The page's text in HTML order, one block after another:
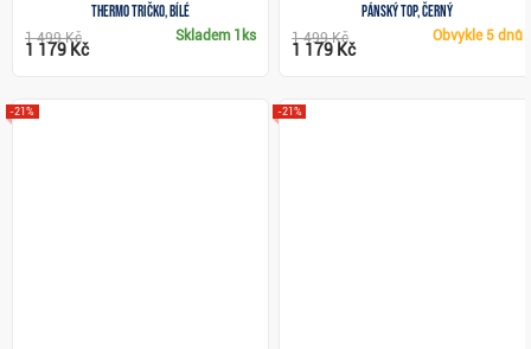
thermo tričko, bílé
Skladem 1ks
1 499 Kč
1 179 Kč
pánský top, černý
Obvykle 5 dnů
1 499 Kč
1 179 Kč
-21% -21%